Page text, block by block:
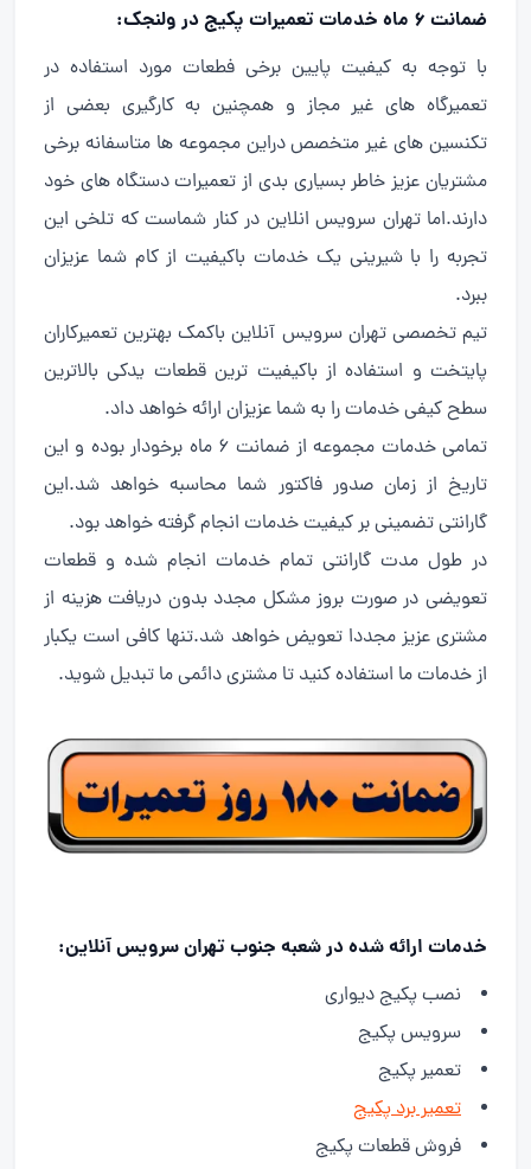
ضمانت ۶ ماه خدمات تعمیرات پکیج در ولنجک:
با توجه به کیفیت پایین برخی فطعات مورد استفاده در
تعمیرگاه های غیر مجاز و همچنین به کارگیری بعضی از
تکنسین های غیر متخصص دراین مجموعه ها متاسفانه برخی
مشتریان عزیز خاطر بسیاری بدی از تعمیرات دستگاه های خود
دارند.اما تهران سرویس انلاین در کنار شماست که تلخی این
تجربه را با شیرینی یک خدمات باکیفیت از کام شما عزیزان
ببرد.
تیم تخصصی تهران سرویس آنلاین باکمک بهترین تعمیرکاران
پایتخت و استفاده از باکیفیت ترین قطعات یدکی بالاترین
سطح کیفی خدمات را به شما عزیزان ارائه خواهد داد.
تمامی خدمات مجموعه از ضمانت ۶ ماه برخودار بوده و این
تاریخ از زمان صدور فاکتور شما محاسبه خواهد شد.این
گارانتی تضمینی بر کیفیت خدمات انجام گرفته خواهد بود.
در طول مدت گارانتی تمام خدمات انجام شده و قطعات
تعویضی در صورت بروز مشکل مجدد بدون دریافت هزینه از
مشتری عزیز مجددا تعویض خواهد شد.تنها کافی است یکبار
از خدمات ما استفاده کنید تا مشتری دائمی ما تبدیل شوید.
خدمات ارائه شده در شعبه جنوب تهران سرویس آنلاین:
نصب پکیج دیواری
سرویس پکیج
تعمیر پکیج
تعمیر برد پکیج
فروش قطعات پکیج